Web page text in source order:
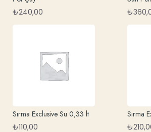
₺240,00
₺
Sırma Exclusive Su 0,33 lt
₺110,00
Sırma
₺